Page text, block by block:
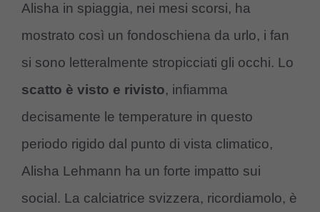
Alisha in spiaggia, nei mesi scorsi, ha
mostrato così un fondoschiena da urlo, i fan
si sono letteralmente stropicciati gli occhi. Lo
scatto è visto e rivisto, infiamma
decisamente le temperature in questo
periodo rigido dal punto di vista climatico,
Alisha Lehmann ha un forte impatto sui
social. La calciatrice svizzera, ricordiamolo, è